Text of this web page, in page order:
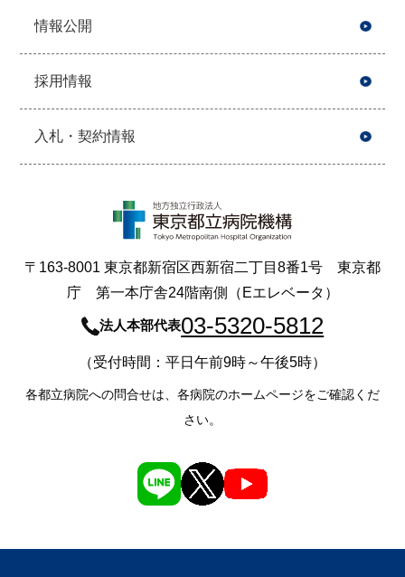
情報公開
採用情報
入札・契約情報
〒163-8001 東京都新宿区西新宿二丁目8番1号 東京都
庁 第一本庁舎24階南側（Eエレベータ）
法人本部代表03-5320-5812
（受付時間：平日午前9時～午後5時）
各都立病院への問合せは、各病院のホームページをご確認くだ
さい。